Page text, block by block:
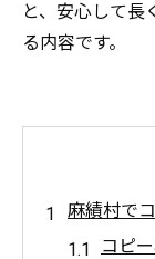
と、安心して長
る内容です。
麻績村で
コピ